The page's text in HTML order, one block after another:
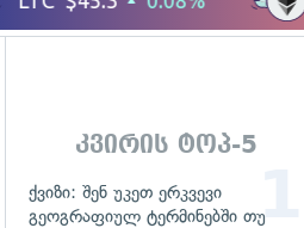
კვირის ტოპ-5
ქვიზი: შენ უკეთ ერკვევი
გეოგრაფიულ ტერმინებში თუ